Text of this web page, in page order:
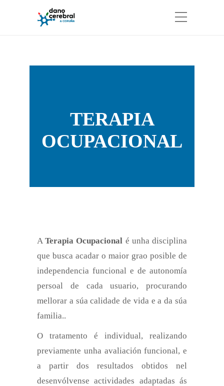
TERAPIA
OCUPACIONAL
ATerapia Ocupacional é unha disciplina
que busca acadar o maior grao posible de
independencia funcional e de autonomía
persoal de cada usuario, procurando
mellorar a súa calidade de vida e a da súa
familia..
O tratamento é individual, realizando
previamente unha avaliación funcional, e
a partir dos resultados obtidos nel
desenvólvense actividades adaptadas ás